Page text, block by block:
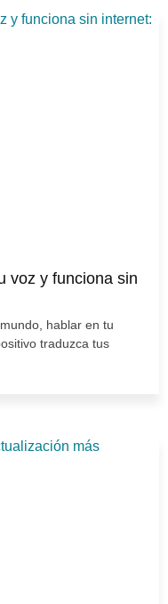
voz y funciona sin
hablar en tu
traduzca tus